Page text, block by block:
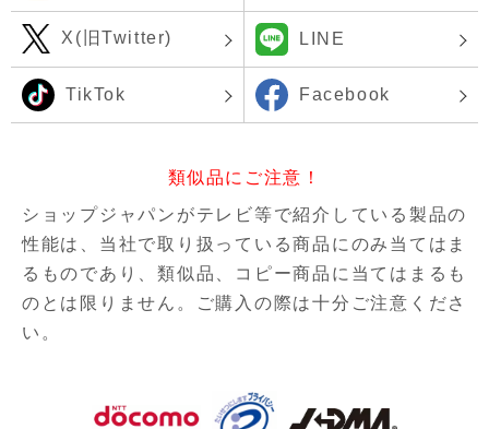
X(旧Twitter) LINE
TikTok Facebook
類似品にご注意！
ショップジャパンがテレビ等で紹介している製品の
性能は、当社で取り扱っている商品にのみ当てはま
るものであり、類似品、コピー商品に当てはまるも
のとは限りません。ご購入の際は十分ご注意くださ
い。